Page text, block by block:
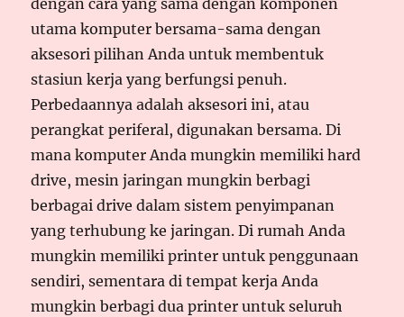
dengan cara yang sama dengan komponen
utama komputer bersama-sama dengan
aksesori pilihan Anda untuk membentuk
stasiun kerja yang berfungsi penuh.
Perbedaannya adalah aksesori ini, atau
perangkat periferal, digunakan bersama. Di
mana komputer Anda mungkin memiliki hard
drive, mesin jaringan mungkin berbagi
berbagai drive dalam sistem penyimpanan
yang terhubung ke jaringan. Di rumah Anda
mungkin memiliki printer untuk penggunaan
sendiri, sementara di tempat kerja Anda
mungkin berbagi dua printer untuk seluruh